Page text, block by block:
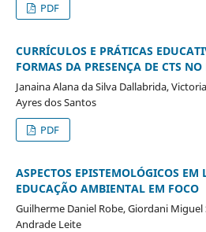
PDF
CURRÍCULOS E PRÁTICAS
FORMAS DA PRESENÇA DE CTS
Janaina Alana da Silva Dallabrida,
Ayres dos Santos
PDF
ASPECTOS EPISTEMOLÓGICOS EM
EDUCAÇÃO AMBIENTAL EM FOCO
Guilherme Daniel Robe, Giordani
Andrade Leite